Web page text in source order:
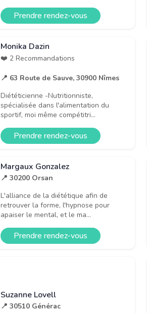
Prendre rendez-vous
Monika Dazin
❤️ 2 Recommandations
📍 63 Route de Sauve, 30900 Nîmes
Diététicienne -Nutritionniste,
spécialisée dans l'alimentation du
sportif, moi même compétitri...
Prendre rendez-vous
Margaux Gonzalez
📍 30200 Orsan
L'alliance de la diététique afin de
retrouver la forme, l'hypnose pour
apaiser le mental, et le ma...
Prendre rendez-vous
Suzanne Lovell
📍 30510 Générac